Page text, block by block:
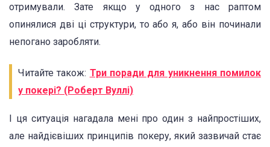
отримували. Зате якщо у одного з нас раптом
опинялися дві ці структури, то або я, або він починали
непогано заробляти.
Читайте також: Три поради для уникнення помилок
у покері? (Роберт Вуллі)
І ця ситуація нагадала мені про один з найпростіших,
але найдієвіших принципів покеру, який зазвичай стає